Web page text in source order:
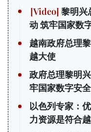
黎明兴
动 筑牢国家数
越南政府总理
越大使
政府总理黎明
牢国家数字安
以色列专家：
力资源是符合